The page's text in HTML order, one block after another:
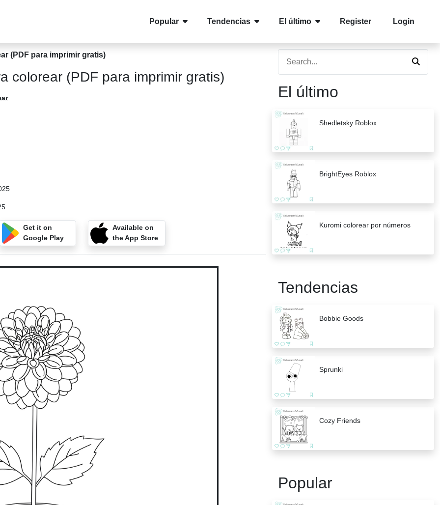
Popular Tendencias El último Register Login
(PDF para imprimir gratis)
colorear (PDF para imprimir gratis)
Get it on
Google Play
Available on
the App Store
El último
Shedletsky Roblox
BrightEyes Roblox
Kuromi colorear por números
Tendencias
Bobbie Goods
Sprunki
Cozy Friends
Popular